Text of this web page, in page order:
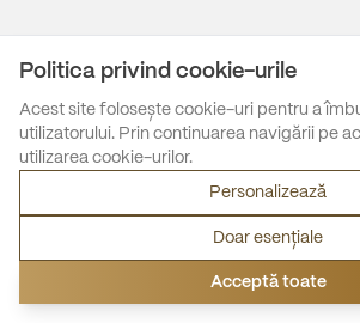
Politica privind cookie-urile
Acest site folosește cookie-uri pentru a
utilizatorului. Prin continuarea navigării pe
utilizarea cookie-urilor.
Personalizează
Doar esențiale
Acceptă toate